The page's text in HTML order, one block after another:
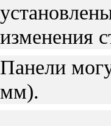
изменения
Панели
мм).